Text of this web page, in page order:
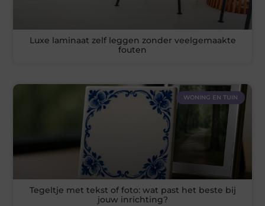
Luxe laminaat zelf leggen zonder veelgemaakte
fouten
WONING EN TUIN
Tegeltje met tekst of foto: wat past het beste bij
jouw inrichting?